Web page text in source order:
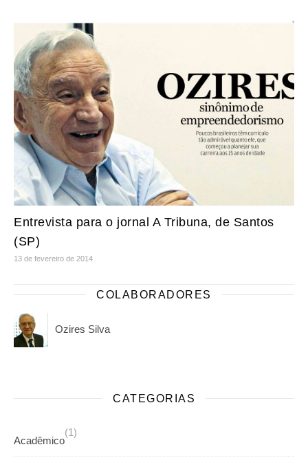
Entrevista para o jornal A Tribuna, de Santos
(SP)
13 de fevereiro de 2014
COLABORADORES
Ozires Silva
CATEGORIAS
Acadêmico
(1)